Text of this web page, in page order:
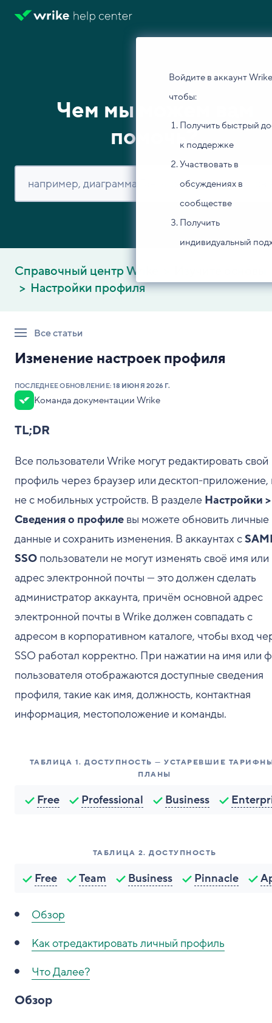
Войдите в аккаунт
чтобы:
Получить быстрый
к поддержке
Участвовать в
обсуждениях в
сообществе
Получить
индивидуальный
Чем мы можем вам
помочь?
Справочный центр Wrike
Настройки профиля
Все статьи
Изменение настроек профиля
ПОСЛЕДНЕЕ ОБНОВЛЕНИЕ:18 ИЮНЯ 2026 Г.
Команда документации Wrike
TL;DR
Все пользователи Wrike могут редактировать свой
профиль через браузер или десктоп-приложение,
не с мобильных устройств. В разделе Настройки >
Сведения о профиле вы можете обновить личные
данные и сохранить изменения. В аккаунтах с
SSO пользователи не могут изменять своё имя или
адрес электронной почты — это должен сделать
администратор аккаунта, причём основной адрес
электронной почты в Wrike должен совпадать с
адресом в корпоративном каталоге, чтобы вход
SSO работал корректно. При нажатии на имя или
пользователя отображаются доступные сведения
профиля, такие как имя, должность, контактная
информация, местоположение и команды.
ТАБЛИЦА 1. ДОСТУПНОСТЬ — УСТАРЕВШИЕ
ПЛАНЫ
Free Professional Business
ТАБЛИЦА 2. ДОСТУПНОСТЬ
Free Team Business Pinnacle
Обзор
Как отредактировать личный профиль
Что Далее?
Обзор